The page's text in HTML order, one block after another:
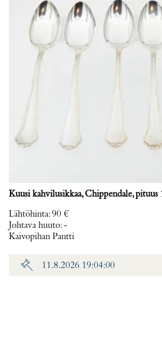
Kuusi kahvilusikkaa, Chippendale, pituus
Lähtöhinta:90 €
Johtava huuto:-
Kaivopihan Pantti
11.8.2026 19:04:00